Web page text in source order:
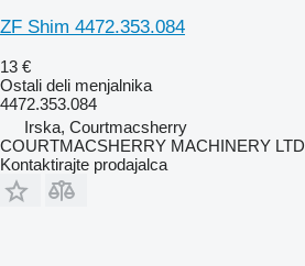
ZF Shim 4472.353.084
13 €
Ostali deli menjalnika
4472.353.084
Irska, Courtmacsherry
COURTMACSHERRY MACHINERY LTD
Kontaktirajte prodajalca